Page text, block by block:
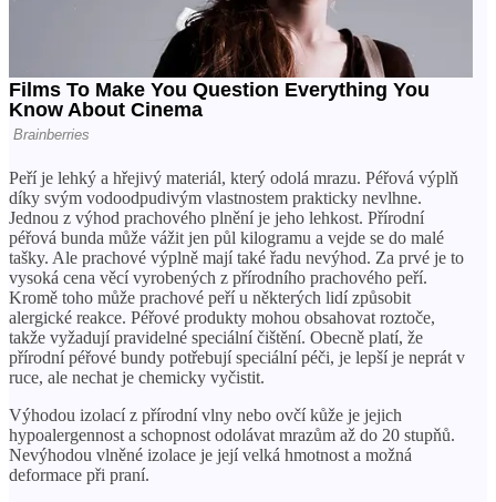
Peří je lehký a hřejivý materiál, který odolá mrazu. Péřová výplň
díky svým vodoodpudivým vlastnostem prakticky nevlhne.
Jednou z výhod prachového plnění je jeho lehkost. Přírodní
péřová bunda může vážit jen půl kilogramu a vejde se do malé
tašky. Ale prachové výplně mají také řadu nevýhod. Za prvé je to
vysoká cena věcí vyrobených z přírodního prachového peří.
Kromě toho může prachové peří u některých lidí způsobit
alergické reakce. Péřové produkty mohou obsahovat roztoče,
takže vyžadují pravidelné speciální čištění. Obecně platí, že
přírodní péřové bundy potřebují speciální péči, je lepší je neprát v
ruce, ale nechat je chemicky vyčistit.
Výhodou izolací z přírodní vlny nebo ovčí kůže je jejich
hypoalergennost a schopnost odolávat mrazům až do 20 stupňů.
Nevýhodou vlněné izolace je její velká hmotnost a možná
deformace při praní.